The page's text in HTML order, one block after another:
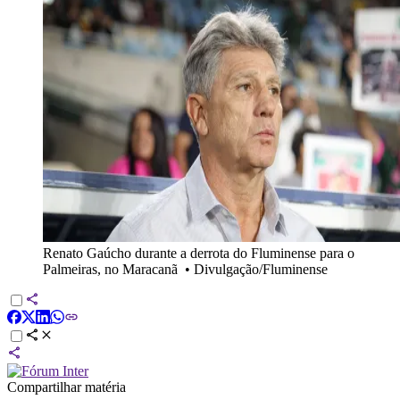
Renato Gaúcho durante a derrota do Fluminense para o
Palmeiras, no Maracanã • Divulgação/Fluminense
Compartilhar matéria